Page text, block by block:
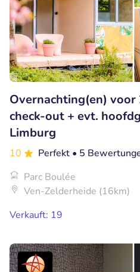
Overnachting(en)
check-out + evt.
Limburg
10 Perfekt • 5
Parc Boulée
Ven-Zelderheide (16km)
Verkauft: 19